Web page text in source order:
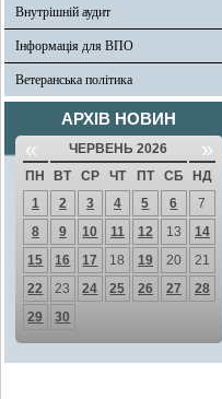
Внутрішній аудит
Інформація для ВПО
Ветеранська політика
АРХІВ НОВИН
« ЧЕРВЕНЬ 2026 »
ПН ВТ СР ЧТ ПТ СБ
НД
1
2 3 4 5 6
7
8
9 10 11 12 13
14
15
16 17 18 19 20
21
22
23 24 25 26 27
28
29
30